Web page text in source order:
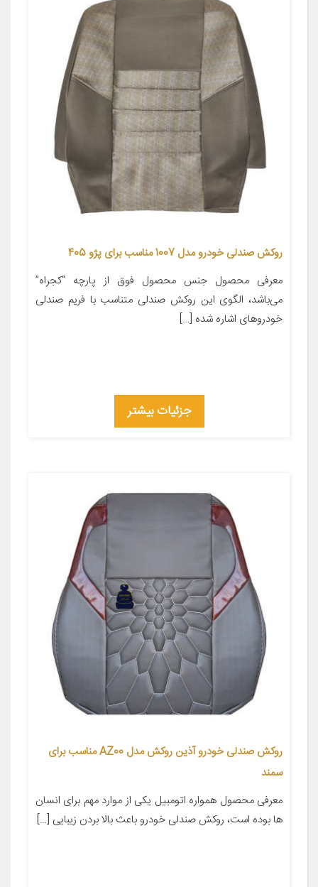
روکش صندلی خودرو مدل 1007 مناسب برای پژو 405
معرفی محصول جنس محصول فوق از پارچه “کجراه”
می‌باشد، الگوی این روکش صندلی متناسب با فریم صندلی
خودروهای اشاره شده […]
جزئیات بیشتر
روکش صندلی خودرو آذین روکش مدل AZ00 مناسب برای
سمند
معرفی محصول همواره اتومبیل یکی از موارد مهم برای انسان
ها بوده است، روکش صندلی خودرو باعث بالا بردن زیبایی […]